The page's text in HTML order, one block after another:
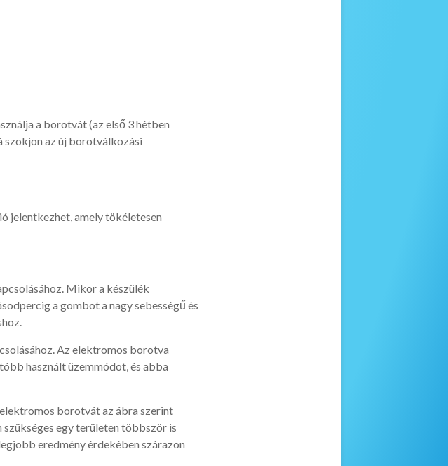
a borotvát (az első 3 hétben
szokjon az új borotválkozási
jelentkezhet, amely tökéletesen
Mikor a készülék
a gombot a nagy sebességű és
Az elektromos borotva
használt üzemmódot, és abba
borotvát az ábra szerint
egy területen többször is
eredmény érdekében szárazon